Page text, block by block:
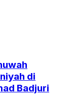
di
Badjuri